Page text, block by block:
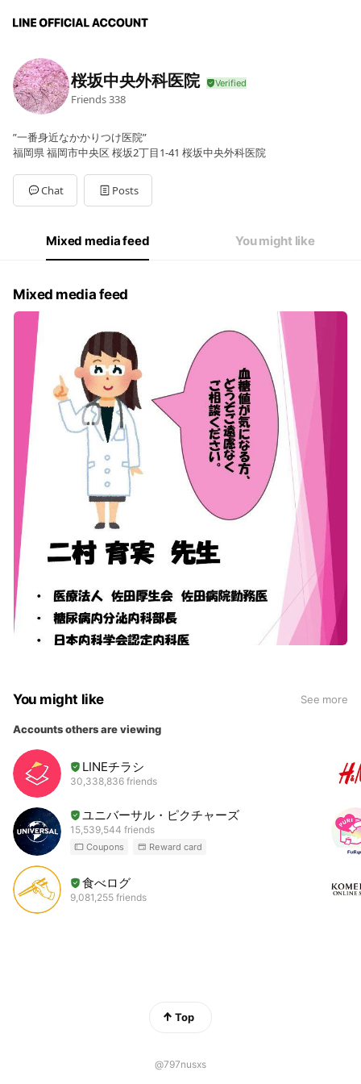
桜坂中央外科医院
Friends338
”一番身近なかかりつけ医院”
福岡県 福岡市中央区 桜坂2丁目1-41 桜坂中央外科医院
Chat Posts
Mixed media feed You might like
Mixed media feed
You might like See more
Accounts others are viewing
LINEチラシ
30,338,836 friends
ユニバーサル・ピクチャーズ
15,539,544 friends
Coupons Reward card
食べログ
9,081,255 friends
Top
@797nusxs